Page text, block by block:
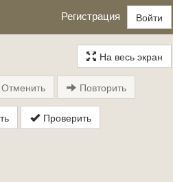
Регистрация Войти
На весь экран
Проверить
Отменить Повторить